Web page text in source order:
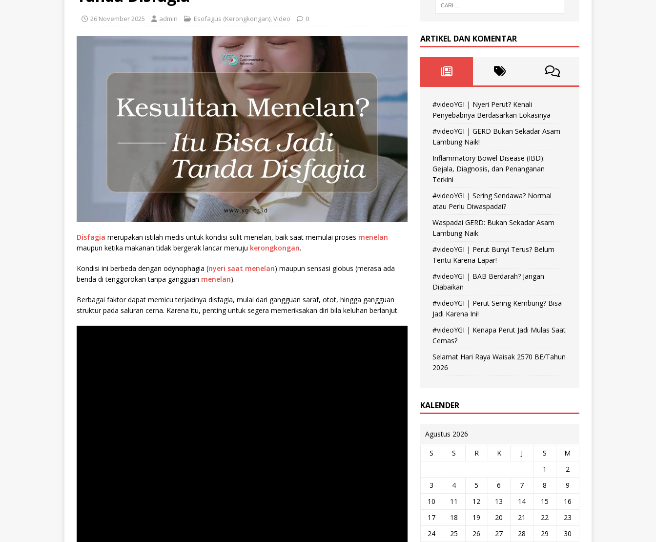
26 November 2025 admin Esofagus (Kerongkongan),Video 0
Disfagia merupakan istilah medis untuk kondisi sulit menelan, baik saat memulai proses menelan
maupun ketika makanan tidak bergerak lancar menuju kerongkongan.
Kondisi ini berbeda dengan odynophagia (nyeri saat menelan) maupun sensasi globus (merasa ada
benda di tenggorokan tanpa gangguan menelan).
Berbagai faktor dapat memicu terjadinya disfagia, mulai dari gangguan saraf, otot, hingga gangguan
struktur pada saluran cerna. Karena itu, penting untuk segera memeriksakan diri bila keluhan berlanjut.
ARTIKEL DAN KOMENTAR
#videoYGI | Nyeri Perut? Kenali
Penyebabnya Berdasarkan Lokasinya
#videoYGI | GERD Bukan Sekadar Asam
Lambung Naik!
Inflammatory Bowel Disease (IBD):
Gejala, Diagnosis, dan Penanganan
Terkini
#videoYGI | Sering Sendawa? Normal
atau Perlu Diwaspadai?
Waspadai GERD: Bukan Sekadar Asam
Lambung Naik
#videoYGI | Perut Bunyi Terus? Belum
Tentu Karena Lapar!
#videoYGI | BAB Berdarah? Jangan
Diabaikan
#videoYGI | Perut Sering Kembung? Bisa
Jadi Karena Ini!
#videoYGI | Kenapa Perut Jadi Mulas Saat
Cemas?
Selamat Hari Raya Waisak 2570 BE/Tahun
2026
KALENDER
Agustus 2026
S S R K J S
M
1
2
3
4 5 6 7 8
9
10
11 12 13 14 15
16
17
18 19 20 21 22
23
24
25 26 27 28 29
30